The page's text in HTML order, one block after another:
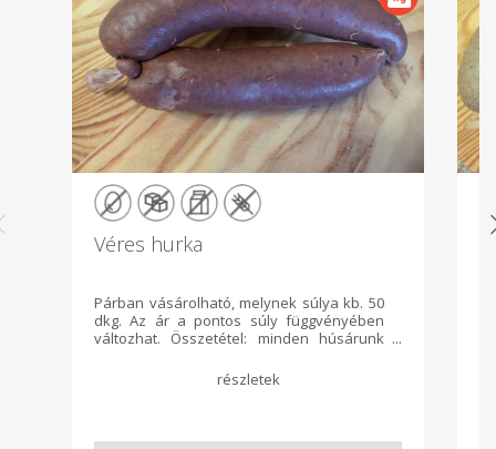
Véres hurka
Párban vásárolható, melynek súlya kb. 50
dkg. Az ár a pontos súly függvényében
változhat. Összetétel: minden húsárunk
glutén- és tejmentesek. A zsír nyomokban
tejet tartalmazhat, melyet a zsírszalonna
esetében nyomokban sem található tej, a